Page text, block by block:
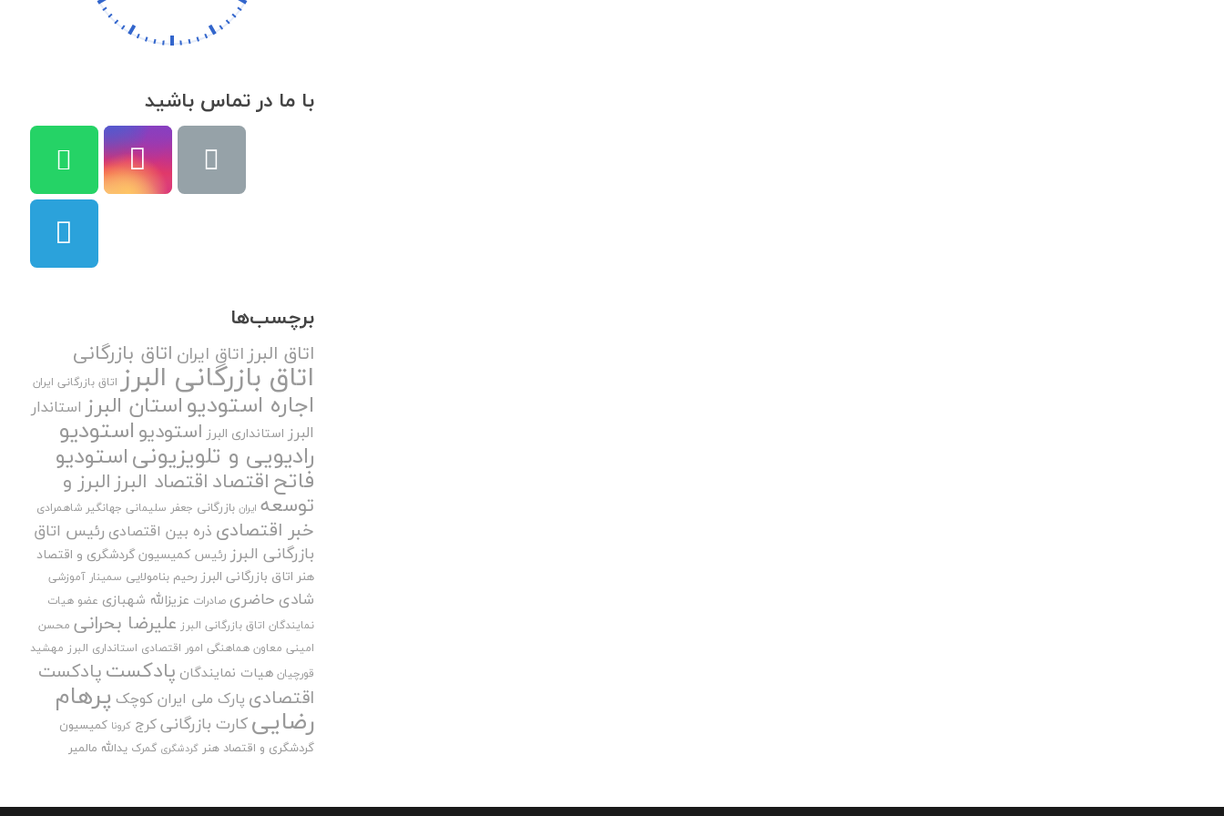
با ما در تماس باشید
برچسب‌ها
اتاق البرزاتاق ایران اتاق بازرگانی
اتاق بازرگانی البرز اتاق بازرگانی ایران
اجاره استودیواستان البرز استاندار
البرز استانداری البرز استودیواستودیو
رادیویی و تلویزیونیاستودیو
فاتحاقتصاداقتصاد البرزالبرز و
توسعه ایران بازرگانی جعفر سلیمانی جهانگیر شاهمرادی
خبر اقتصادی ذره بین اقتصادی رئیس اتاق
بازرگانی البرز رئیس کمیسیون گردشگری و اقتصاد
هنر اتاق بازرگانی البرز رحیم بنامولایی سمینار آموزشی
شادی حاضری صادرات عزیزالله شهبازی عضو هیات
نمایندگان اتاق بازرگانی البرز علیرضا بحرانی محسن
امینی معاون هماهنگی امور اقتصادی استانداری البرز مهشید
قورچیان هیات نمایندگان پادکستپادکست
اقتصادی پارک ملی ایران کوچک پرهام
رضاییکارت بازرگانیکرج کرونا کمیسیون
گردشگری و اقتصاد هنر گردشگری گمرک یدالله مالمیر